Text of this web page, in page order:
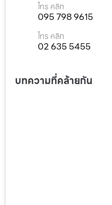
โทร คลิก
095 798 9615
โทร คลิก
02 635 5455
บทความที่คล้ายกัน